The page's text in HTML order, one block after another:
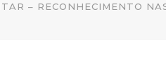
– RECONHECIMENTO